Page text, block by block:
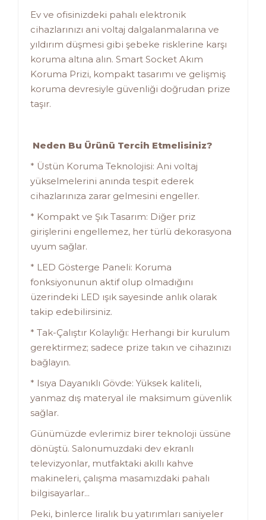
Ev ve ofisinizdeki pahalı elektronik
cihazlarınızı ani voltaj dalgalanmalarına ve
yıldırım düşmesi gibi şebeke risklerine karşı
koruma altına alın. Smart Socket Akım
Koruma Prizi, kompakt tasarımı ve gelişmiş
koruma devresiyle güvenliği doğrudan prize
taşır.
Neden Bu Ürünü Tercih Etmelisiniz?
* Üstün Koruma Teknolojisi: Ani voltaj
yükselmelerini anında tespit ederek
cihazlarınıza zarar gelmesini engeller.
* Kompakt ve Şık Tasarım: Diğer priz
girişlerini engellemez, her türlü dekorasyona
uyum sağlar.
* LED Gösterge Paneli: Koruma
fonksiyonunun aktif olup olmadığını
üzerindeki LED ışık sayesinde anlık olarak
takip edebilirsiniz.
* Tak-Çalıştır Kolaylığı: Herhangi bir kurulum
gerektirmez; sadece prize takın ve cihazınızı
bağlayın.
* Isıya Dayanıklı Gövde: Yüksek kaliteli,
yanmaz dış materyal ile maksimum güvenlik
sağlar.
Günümüzde evlerimiz birer teknoloji üssüne
dönüştü. Salonumuzdaki dev ekranlı
televizyonlar, mutfaktaki akıllı kahve
makineleri, çalışma masamızdaki pahalı
bilgisayarlar...
Peki, binlerce liralık bu yatırımları saniyeler